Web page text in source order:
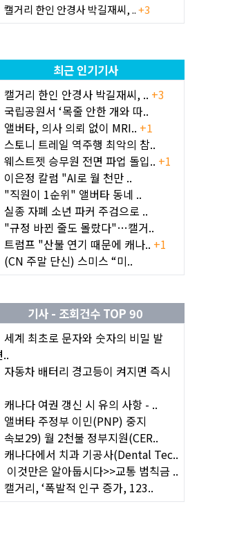
캘거리 한인 안경사 박길재씨, ..+3
최근 인기기사
캘거리 한인 안경사 박길재씨, .. +3
국립공원서 ‘목줄 안한 개와 따..
앨버타, 의사 의뢰 없이 MRI.. +1
스토니 트레일 역주행 최악의 참..
웨스트젯 승무원 전면 파업 돌입.. +1
이은정 칼럼 "AI로 월 천만 ..
"직원이 1순위" 앨버타 동네 ..
실종 자폐 소년 파커 주검으로 ..
"규정 바뀐 줄도 몰랐다"…캘거..
트럼프 "산불 연기 때문에 캐나.. +1
(CN 주말 단신) 스미스 “미..
기사 - 조회건수 TOP 90
세계 최초로 문자와 숫자의 비밀 발
..
자동차 배터리 경고등이 켜지면 즉시
캐나다 여권 갱신 시 유의 사항 - ..
앨버타 주정부 이민(PNP) 중지
속보29) 월 2천불 정부지원(CER..
캐나다에서 치과 기공사(Dental Tec..
이것만은 알아둡시다>>교통 범칙금 ..
캘거리, ‘폭발적 인구 증가, 123..